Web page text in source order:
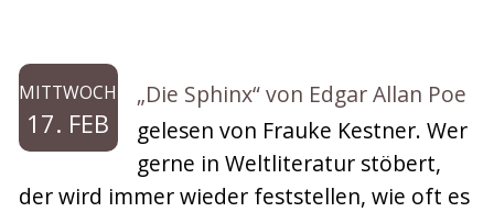
MITTWOCH
17. FEB
„Die Sphinx“ von Edgar Allan Poe
gelesen von Frauke Kestner. Wer
gerne in Weltliteratur stöbert,
der wird immer wieder feststellen, wie oft es